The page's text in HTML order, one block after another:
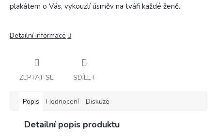
plakátem o Vás, vykouzlí úsměv na tváři každé ženě.
Detailní informace
ZEPTAT SE SDÍLET
Popis Hodnocení Diskuze
Detailní popis produktu